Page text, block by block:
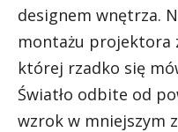
designem wnętrza.
montażu projektora
której rzadko się
Światło odbite od
wzrok w mniejszym